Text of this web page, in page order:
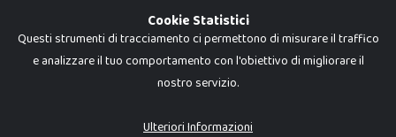
Dadi e Mattoncini è un brand di Giocabene Srl. Ogni riproduzione o utilizzo non
I prezzi e le promozioni pubblicate potrebbero differire da quanto esposto in
Cookie Statistici
Questi strumenti di tracciamento ci permettono di misurare il traffico
e analizzare il tuo comportamento con l'obiettivo di migliorare il
nostro servizio.
Ulteriori Informazioni